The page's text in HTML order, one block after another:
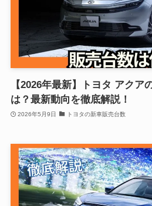
【2026年最新】トヨタ アクア
は？最新動向を徹底解説！
2026年5月9日 トヨタの新車販売台数